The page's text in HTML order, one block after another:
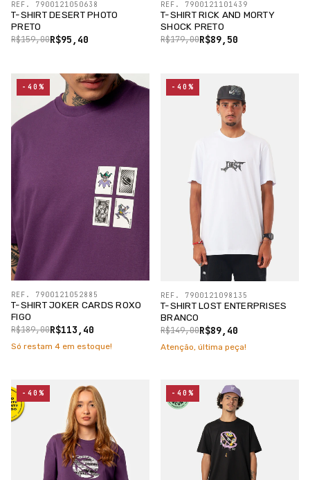
T-SHIRT DESERT PHOTO
PRETO
R$95,40
R$159,00
REF. 7900121050638
T-SHIRT RICK AND MORTY
SHOCK PRETO
R$89,50
R$179,00
REF. 7900121101439
T-SHIRT JOKER CARDS ROXO
FIGO
R$113,40
R$189,00
REF. 7900121052885
-40%
Só restam 4 em estoque!
T-SHIRT LOST ENTERPRISES
BRANCO
R$89,40
R$149,00
REF. 7900121098135
-40%
Atenção, última peça!
-40% -40%